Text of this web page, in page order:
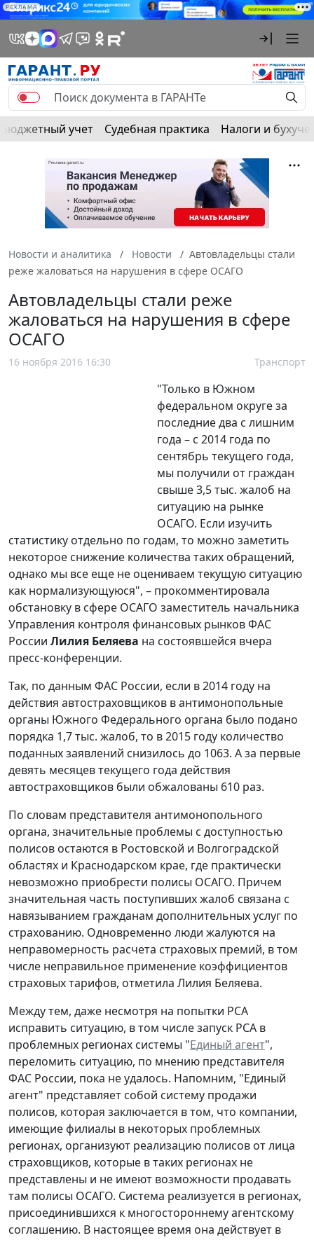
РЕКЛАМА
Бюджетный учет Судебная практика Налоги и
Новости и аналитика Новости
Автовладельцы стали
реже жаловаться на нарушения в сфере ОСАГО
Автовладельцы стали реже
жаловаться на нарушения в сфере
ОСАГО
16 ноября 2016 16:30 Транспорт
"Только в Южном
федеральном округе за
последние два с лишним
года – с 2014 года по
сентябрь текущего года,
мы получили от граждан
свыше 3,5 тыс. жалоб на
ситуацию на рынке
ОСАГО. Если изучить
статистику отдельно по годам, то можно заметить
некоторое снижение количества таких обращений,
однако мы все еще не оцениваем текущую ситуацию
как нормализующуюся", – прокомментировала
обстановку в сфере ОСАГО заместитель начальника
Управления контроля финансовых рынков ФАС
России Лилия Беляева на состоявшейся вчера
пресс-конференции.
Так, по данным ФАС России, если в 2014 году на
действия автостраховщиков в антимонопольные
органы Южного Федерального органа было подано
порядка 1,7 тыс. жалоб, то в 2015 году количество
поданных заявлений снизилось до 1063. А за первые
девять месяцев текущего года действия
автостраховщиков были обжалованы 610 раз.
По словам представителя антимонопольного
органа, значительные проблемы с доступностью
полисов остаются в Ростовской и Волгоградской
областях и Краснодарском крае, где практически
невозможно приобрести полисы ОСАГО. Причем
значительная часть поступивших жалоб связана с
навязыванием гражданам дополнительных услуг по
страхованию. Одновременно люди жалуются на
неправомерность расчета страховых премий, в том
числе неправильное применение коэффициентов
страховых тарифов, отметила Лилия Беляева.
Между тем, даже несмотря на попытки РСА
исправить ситуацию, в том числе запуск РСА в
проблемных регионах системы "Единый агент",
переломить ситуацию, по мнению представителя
ФАС России, пока не удалось. Напомним, "Единый
агент" представляет собой систему продажи
полисов, которая заключается в том, что компании,
имеющие филиалы в некоторых проблемных
регионах, организуют реализацию полисов от лица
страховщиков, которые в таких регионах не
представлены и не имеют возможности продавать
там полисы ОСАГО. Система реализуется в регионах,
присоединившихся к многостороннему агентскому
соглашению. В настоящее время она действует в